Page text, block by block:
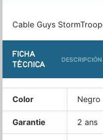
Cable Guys
FICHA
TÉCNICA
DESCRIPCIÓN
Color Negro
Garantie 2 ans